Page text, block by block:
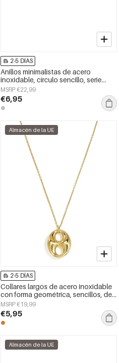
2-5 DÍAS
Anillos minimalistas de acero
inoxidable, círculo sencillo, serie
Daily Simple, joyería para mujer.
MSRP €22,99
€6,95
Almacén de la UE
2-5 DÍAS
Collares largos de acero inoxidable
con forma geométrica, sencillos, de
la serie Daily Simple, joyería para
mujer.
MSRP €19,99
€5,95
Almacén de la UE